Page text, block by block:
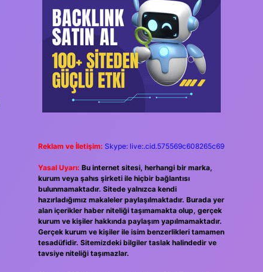
Reklam ve İletişim: Skype: live:.cid.575569c608265c69
Yasal Uyarı: Bu internet sitesi, herhangi bir marka,
kurum veya şahıs şirketi ile hiçbir bağlantısı
bulunmamaktadır. Sitede yalnızca kendi
hazırladığımız makaleler paylaşılmaktadır. Burada yer
alan içerikler haber niteliği taşımamakta olup, gerçek
kurum ve kişiler hakkında paylaşım yapılmamaktadır.
Gerçek kurum ve kişiler ile isim benzerlikleri tamamen
tesadüfidir. Sitemizdeki bilgiler taslak halindedir ve
tavsiye niteliği taşımazlar.